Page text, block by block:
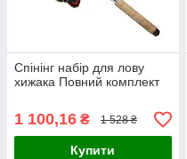
Спінінг набір для лову
хижака Повний комплект
1 100,16 ₴ 1 528 ₴
Купити